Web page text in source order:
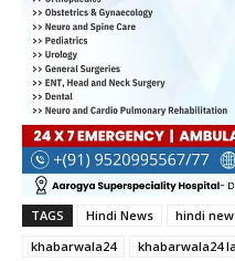
TAGS Hindi News hindi
khabarwala24
khabarwala24